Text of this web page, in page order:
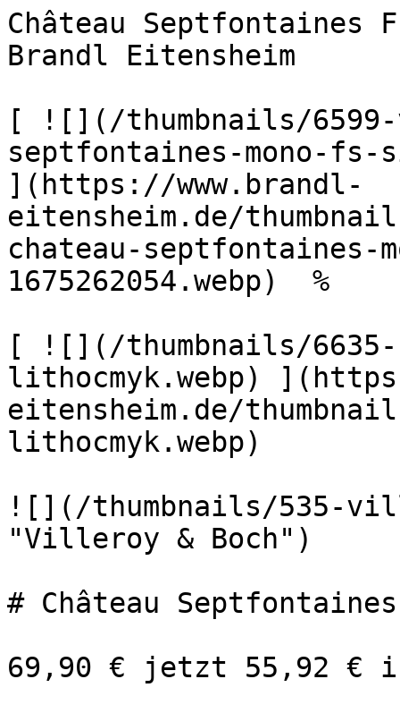
Château
Brandl Eitensheim
[ ![](/thumbnails/6599-
septfontaines-mono-fs-
](https://www.brandl-
eitensheim.de/
chateau-septfontaines-
1675262054.webp)  %
[ ![](/thumbnails/6635-
lithocmyk.webp)
eitensheim.de/
lithocmyk.webp)
![](/thumbnails/535-
"Villeroy & Boch")
# Château
69,90 € jetzt 55,92